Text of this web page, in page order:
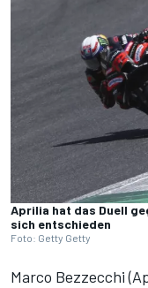
Aprilia hat das Duell
sich entschieden
Foto: Getty Getty
Marco Bezzecchi